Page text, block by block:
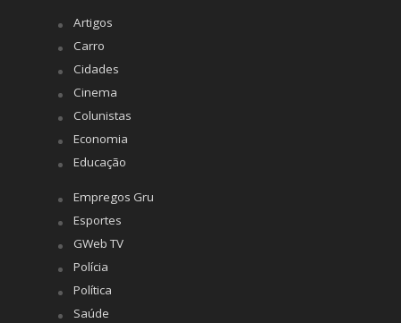
Artigos
Carro
Cidades
Cinema
Colunistas
Economia
Educação
Empregos Gru
Esportes
GWeb TV
Polícia
Política
Saúde